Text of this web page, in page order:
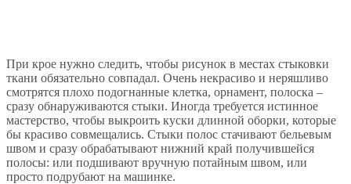
При крое нужно следить, чтобы рисунок в местах стыковки
ткани обязательно совпадал. Очень некрасиво и неряшливо
смотрятся плохо подогнанные клетка, орнамент, полоска –
сразу обнаруживаются стыки. Иногда требуется истинное
мастерство, чтобы выкроить куски длинной оборки, которые
бы красиво совмещались. Стыки полос стачивают бельевым
швом и сразу обрабатывают нижний край получившейся
полосы: или подшивают вручную потайным швом, или
просто подрубают на машинке.